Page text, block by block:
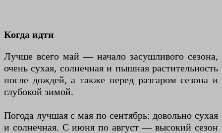
Когда идти
Лучше всего май — начало засушливого сезона,
очень сухая, солнечная и пышная растительность
после дождей, а также перед разгаром сезона и
глубокой зимой.
Погода лучшая с мая по сентябрь: довольно сухая
и солнечная. С июня по август — высокий сезон